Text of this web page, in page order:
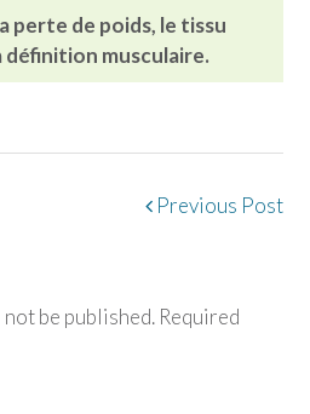
perte de poids, le tissu
définition musculaire.
Previous Post
be published. Required